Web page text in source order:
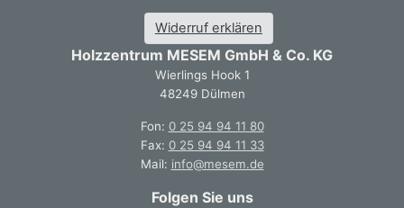
Widerruf erklären
Holzzentrum MESEM GmbH & Co. KG
Wierlings Hook 1
48249 Dülmen
Fon: 0 25 94 94 11 80
Fax: 0 25 94 94 11 33
Mail: info@mesem.de
Folgen Sie uns